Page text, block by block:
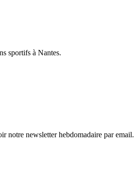
sportifs à Nantes.
notre newsletter hebdomadaire par email.